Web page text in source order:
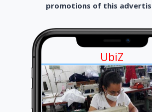
promotions of this
UbiZ